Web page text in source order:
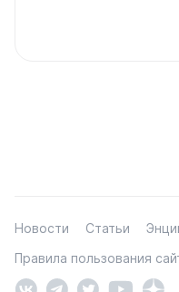
Новости Статьи
Правила пользования